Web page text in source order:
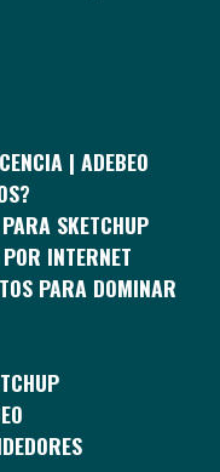
| ADEBEO
SKETCHUP
INTERNET
PARA DOMINAR